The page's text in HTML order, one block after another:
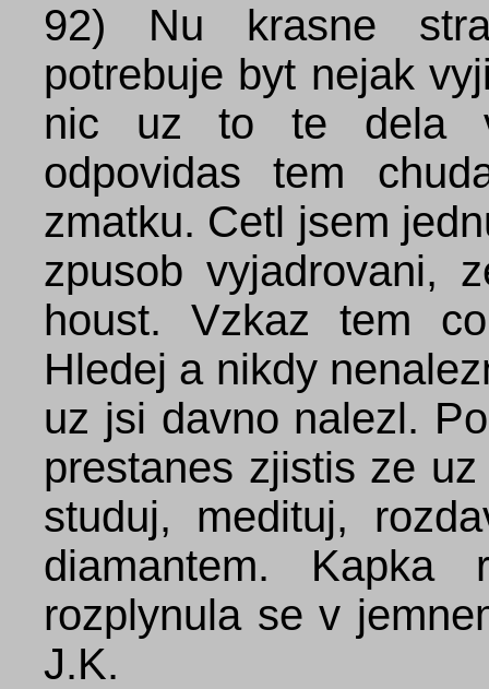
92) Nu krasne
potrebuje byt nejak
nic uz to te dela
odpovidas tem
zmatku. Cetl jsem
zpusob vyjadrovani,
houst. Vzkaz tem
Hledej a nikdy
uz jsi davno nalezl.
prestanes zjistis ze
studuj, medituj,
diamantem.
rozplynula se v
J.K.